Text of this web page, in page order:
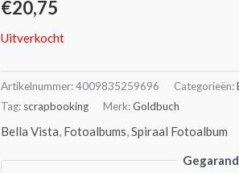
€20,75
Uitverkocht
Artikelnummer:4009835259696 Categorieën:
Tag: scrapbooking Merk:Goldbuch
Bella Vista, Fotoalbums,Spiraal Fotoalbum